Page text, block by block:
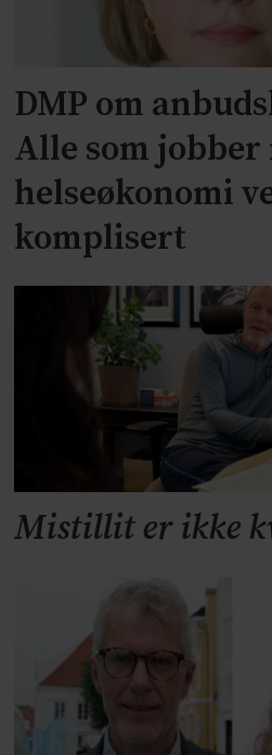
DMP om
Alle som jobber
helseøkonomi
komplisert
Mistillit er ikke